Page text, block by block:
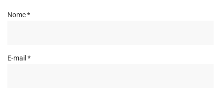
Nome*
E-mail *